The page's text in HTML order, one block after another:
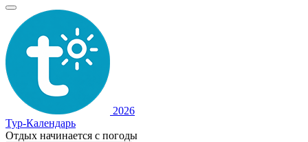
2026
Тур-Календарь
Отдых начинается с погоды